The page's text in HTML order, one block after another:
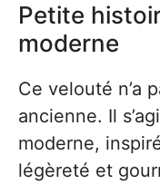
Petite
moderne
Ce velouté n’a
ancienne. Il
moderne,
légèreté et